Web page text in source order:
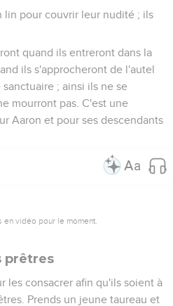
lin pour couvrir leur nudité ; ils
quand ils entreront dans la
ils s'approcheront de l'autel
; ainsi ils ne se
mourront pas. C'est une
Aaron et pour ses descendants
vidéo pour le moment.
prêtres
les consacrer afin qu'ils soient à
Prends un jeune taureau et